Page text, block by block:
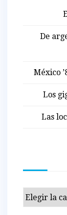
De
México
Los
Las
Categorías